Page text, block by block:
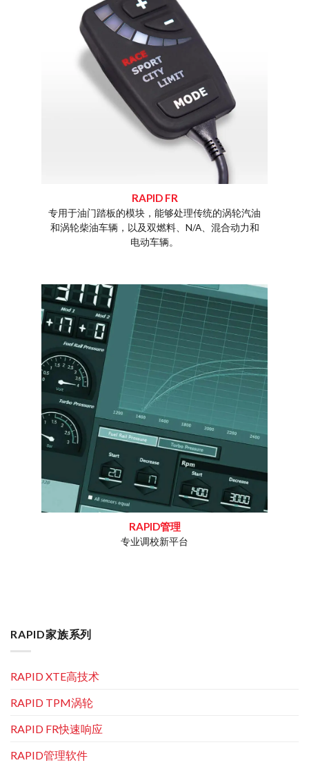
RAPID FR
专用于油门踏板的模块，能够处理传统的涡轮汽油
和涡轮柴油车辆，以及双燃料、N/A、混合动力和
电动车辆。
RAPID管理
专业调校新平台
RAPID家族系列
RAPID XTE高技术
RAPID TPM涡轮
RAPID FR快速响应
RAPID管理软件